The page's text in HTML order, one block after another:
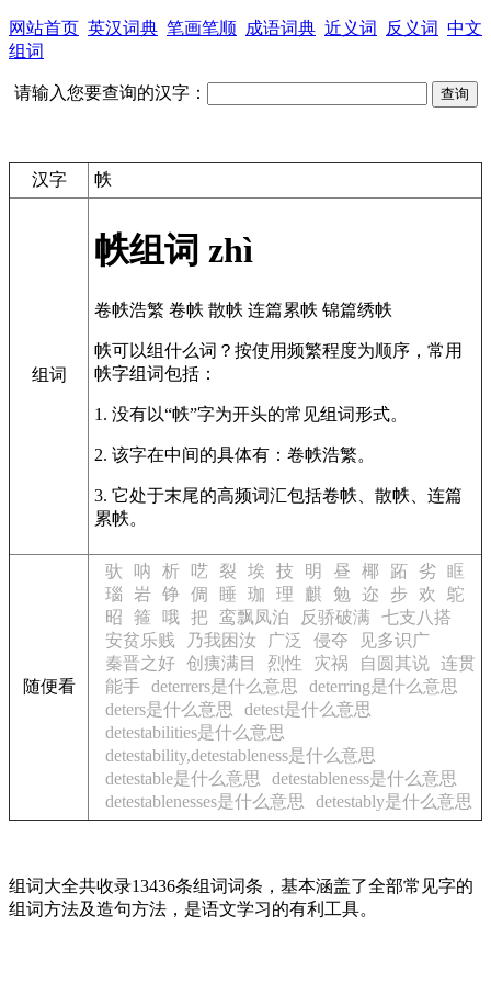
网站首页 英汉词典 笔画笔顺 成语词典 近义词 反义词 中文
组词
请输入您要查询的汉字：
汉字 帙
组词
帙组词 zhì
卷帙浩繁 卷帙 散帙 连篇累帙 锦篇绣帙
帙可以组什么词？按使用频繁程度为顺序，常用
帙字组词包括：
1. 没有以“帙”字为开头的常见组词形式。
2. 该字在中间的具体有：卷帙浩繁。
3. 它处于末尾的高频词汇包括卷帙、散帙、连篇
累帙。
随便看
驮 呐 析 呓 裂 埃 技 明 昼 椰 跖 劣 眶
瑙
岩 铮 倜 睡 珈 理 麒 勉 迩 步 欢
鴕
昭
箍 哦 把 鸾飘凤泊 反骄破满
七支八搭
安贫乐贱
乃我困汝 广泛 侵夺
见多识广
秦晋之好 创痍满目 烈性 灾祸 自圆其说 连贯
能手 deterrers是什么意思
deterring是什么意思
deters是什么意思
detest是什么意思
detestabilities是什么意思
detestability,detestableness是什么意思
detestable是什么意思
detestableness是什么意思
detestablenesses是什么意思
detestably是什么意思
组词大全共收录13436条组词词条，基本涵盖了全部常见字的
组词方法及造句方法，是语文学习的有利工具。